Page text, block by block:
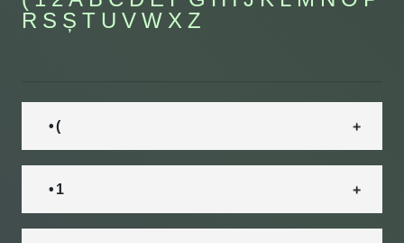
R S Ș T U V W X Z
• (
• 1